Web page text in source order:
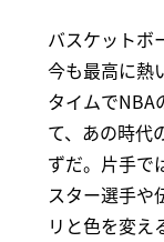
バスケットボ
今も最高に熱
タイムでNBA
て、あの時代
ずだ。片手で
スター選手や
リと色を変